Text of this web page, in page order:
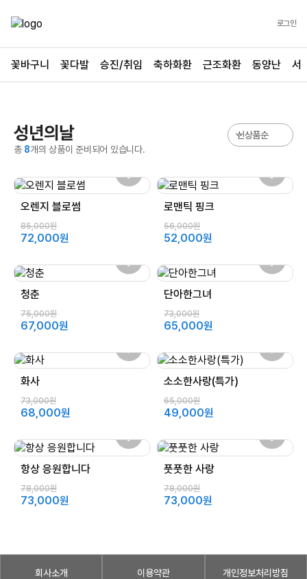
로그인
꽃바구니 꽃다발 승진/취임 축하화환 근조화환 동양난 서
성년의날
총 8개의 상품이 준비되어 있습니다.
오렌지 블로썸
85,000원
72,000원
로맨틱 핑크
56,000원
52,000원
청춘
75,000원
67,000원
단아한그녀
73,000원
65,000원
화사
73,000원
68,000원
소소한사랑(특가)
65,000원
49,000원
항상 응원합니다
78,000원
73,000원
풋풋한 사랑
78,000원
73,000원
회사소개 이용약관 개인정보처리방침